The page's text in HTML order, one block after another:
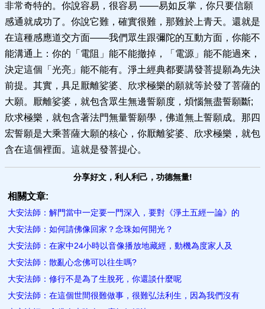
非常奇特的。你說容易，很容易 ——易如反掌，你只要信願
感通就成功了。你說它難，確實很難，那難於上青天。還就是
在這種感應道交方面——我們眾生跟彌陀的互動方面，你能不
能溝通上：你的「電阻」能不能撤掉，「電源」能不能過來，
決定這個「光亮」能不能有。淨土經典都要講發菩提願為先決
前提。其實，具足厭離娑婆、欣求極樂的願就等於發了菩薩的
大願。厭離娑婆，就包含眾生無邊誓願度，煩惱無盡誓願斷;
欣求極樂，就包含著法門無量誓願學，佛道無上誓願成。那四
宏誓願是大乘菩薩大願的核心，你厭離娑婆、欣求極樂，就包
含在這個裡面。這就是發菩提心。
分享好文，利人利己，功德無量!
相關文章:
大安法師：解門當中一定要一門深入，要對《淨土五經一論》的
大安法師：如何請佛像回家？念珠如何開光？
大安法師：在家中24小時以音像播放地藏經，動機為度家人及
大安法師：散亂心念佛可以往生嗎?
大安法師：修行不是為了生脫死，你還談什麼呢
大安法師：在這個世間很難做事，很難弘法利生，因為我們沒有